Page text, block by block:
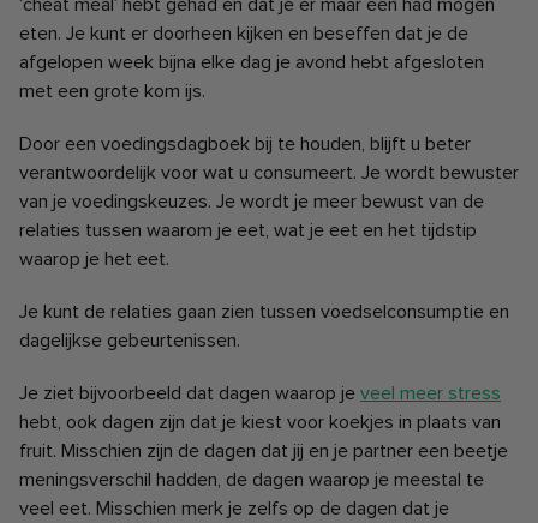
eten. Je kunt er doorheen kijken en beseffen dat je de
afgelopen week bijna elke dag je avond hebt afgesloten
met een grote kom ijs.
Door een voedingsdagboek bij te houden, blijft u beter
verantwoordelijk voor wat u consumeert. Je wordt bewuster
van je voedingskeuzes. Je wordt je meer bewust van de
relaties tussen waarom je eet, wat je eet en het tijdstip
waarop je het eet.
Je kunt de relaties gaan zien tussen voedselconsumptie en
dagelijkse gebeurtenissen.
Je ziet bijvoorbeeld dat dagen waarop je veel meer stress
hebt, ook dagen zijn dat je kiest voor koekjes in plaats van
fruit. Misschien zijn de dagen dat jij en je partner een beetje
meningsverschil hadden, de dagen waarop je meestal te
veel eet. Misschien merk je zelfs op de dagen dat je